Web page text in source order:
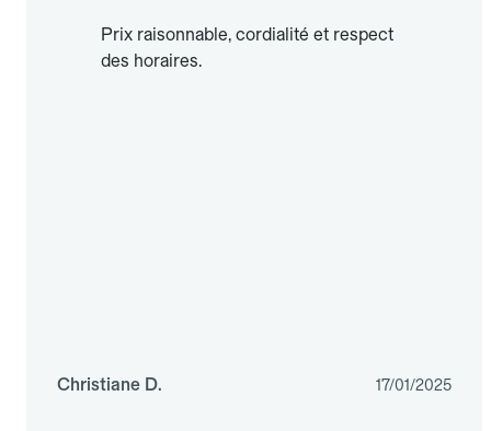
Prix raisonnable, cordialité et respect
des horaires.
Christiane D. 17/01/2025